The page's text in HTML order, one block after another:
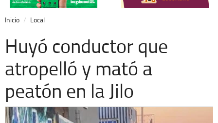
Nacional
Opinión
Cronos
Economía
Espectáculos
Deportes
Inicio Local
Huyó conductor que
atropelló y mató a
peatón en la Jilo